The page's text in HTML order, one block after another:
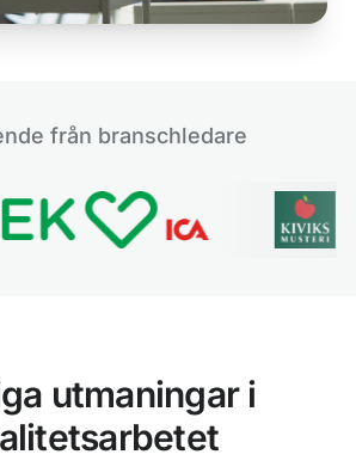
från branschledare
utmaningar i